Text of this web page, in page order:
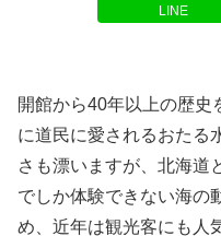
LINE
開館から40年以上の歴史
に道民に愛されるおたる
さも漂いますが、北海道
でしか体験できない海の
め、近年は観光客にも人